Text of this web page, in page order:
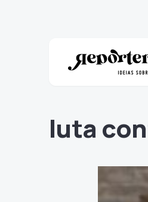
luta